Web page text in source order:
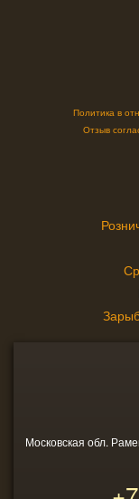
Политика в
Отзыв
Московская обл.